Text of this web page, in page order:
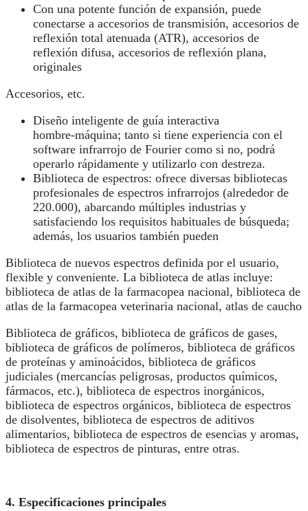
Con una potente función de expansión, puede
conectarse a accesorios de transmisión, accesorios de
reflexión total atenuada (ATR), accesorios de
reflexión difusa, accesorios de reflexión plana,
originales
Accesorios, etc.
Diseño inteligente de guía interactiva
hombre‑máquina; tanto si tiene experiencia con el
software infrarrojo de Fourier como si no, podrá
operarlo rápidamente y utilizarlo con destreza.
Biblioteca de espectros: ofrece diversas bibliotecas
profesionales de espectros infrarrojos (alrededor de
220.000), abarcando múltiples industrias y
satisfaciendo los requisitos habituales de búsqueda;
además, los usuarios también pueden
Biblioteca de nuevos espectros definida por el usuario,
flexible y conveniente. La biblioteca de atlas incluye:
biblioteca de atlas de la farmacopea nacional, biblioteca de
atlas de la farmacopea veterinaria nacional, atlas de caucho
Biblioteca de gráficos, biblioteca de gráficos de gases,
biblioteca de gráficos de polímeros, biblioteca de gráficos
de proteínas y aminoácidos, biblioteca de gráficos
judiciales (mercancías peligrosas, productos químicos,
fármacos, etc.), biblioteca de espectros inorgánicos,
biblioteca de espectros orgánicos, biblioteca de espectros
de disolventes, biblioteca de espectros de aditivos
alimentarios, biblioteca de espectros de esencias y aromas,
biblioteca de espectros de pinturas, entre otras.
4. Especificaciones principales